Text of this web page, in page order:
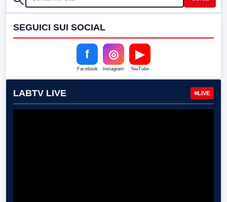
SEGUICI SUI SOCIAL
f
Facebook
◎
Instagram
▶
YouTube
LABTV LIVE LIVE